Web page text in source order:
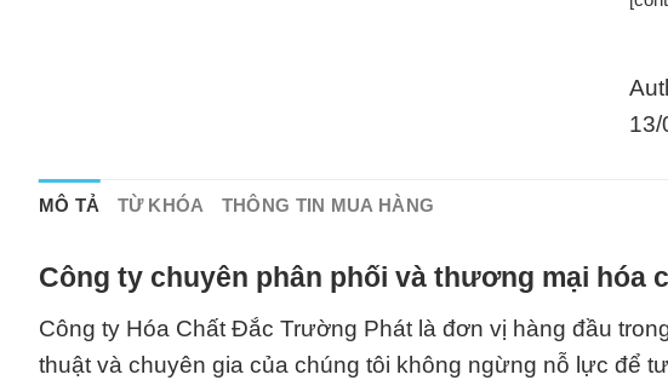
13/
MÔ TẢ TỪ KHÓA THÔNG TIN MUA HÀNG
Công ty chuyên phân phối và thương mại hóa
Công ty Hóa Chất Đắc Trường Phát là đơn vị hàng đầu
thuật và chuyên gia của chúng tôi không ngừng nỗ lực để